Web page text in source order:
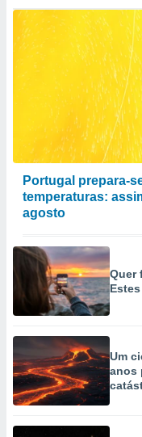
Portugal prepara-
temperaturas:
agosto
Quer
Um
anos